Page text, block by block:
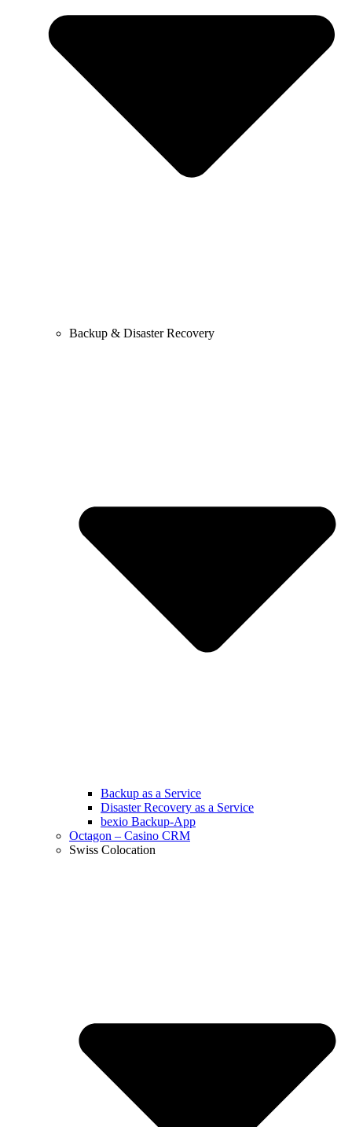
Backup & Disaster Recovery
Backup as a Service
Disaster Recovery as a Service
bexio Backup-App
Octagon – Casino CRM
Swiss Colocation